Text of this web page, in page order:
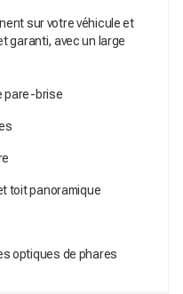
sur votre véhicule et
garanti, avec un large
pare-brise
toit panoramique
optiques de phares